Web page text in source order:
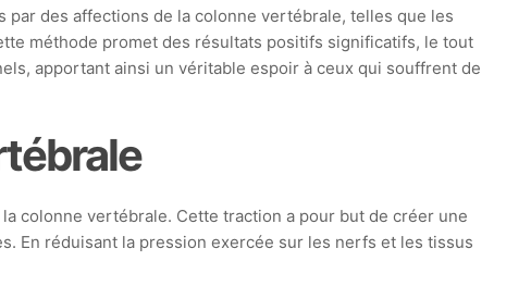
des affections de la colonne vertébrale, telles que les
méthode promet des résultats positifs significatifs, le tout
apportant ainsi un véritable espoir à ceux qui souffrent de
colonne vertébrale. Cette traction a pour but de créer une
En réduisant la pression exercée sur les nerfs et les tissus